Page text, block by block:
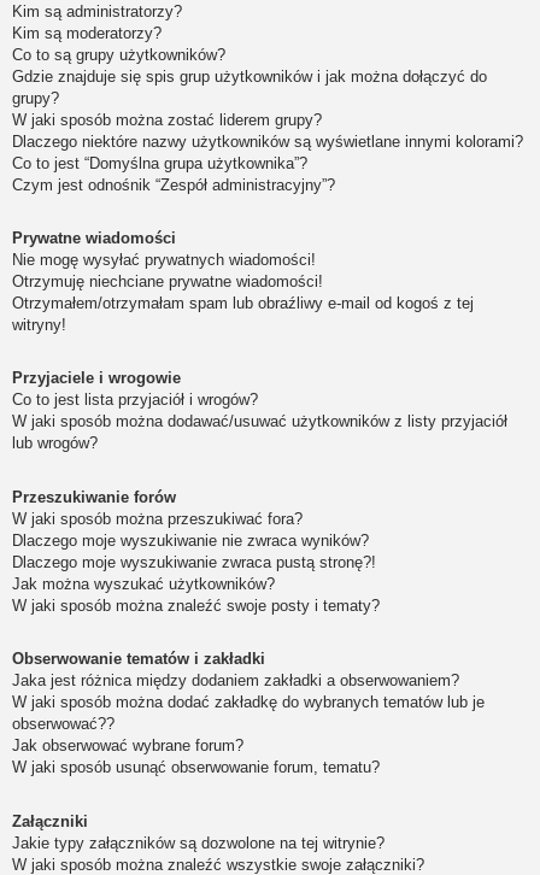
Kim są administratorzy?
Kim są moderatorzy?
Co to są grupy użytkowników?
Gdzie znajduje się spis grup użytkowników i jak można dołączyć do
grupy?
W jaki sposób można zostać liderem grupy?
Dlaczego niektóre nazwy użytkowników są wyświetlane innymi kolorami?
Co to jest “Domyślna grupa użytkownika”?
Czym jest odnośnik “Zespół administracyjny”?
Prywatne wiadomości
Nie mogę wysyłać prywatnych wiadomości!
Otrzymuję niechciane prywatne wiadomości!
Otrzymałem/otrzymałam spam lub obraźliwy e-mail od kogoś z tej
witryny!
Przyjaciele i wrogowie
Co to jest lista przyjaciół i wrogów?
W jaki sposób można dodawać/usuwać użytkowników z listy przyjaciół
lub wrogów?
Przeszukiwanie forów
W jaki sposób można przeszukiwać fora?
Dlaczego moje wyszukiwanie nie zwraca wyników?
Dlaczego moje wyszukiwanie zwraca pustą stronę?!
Jak można wyszukać użytkowników?
W jaki sposób można znaleźć swoje posty i tematy?
Obserwowanie tematów i zakładki
Jaka jest różnica między dodaniem zakładki a obserwowaniem?
W jaki sposób można dodać zakładkę do wybranych tematów lub je
obserwować??
Jak obserwować wybrane forum?
W jaki sposób usunąć obserwowanie forum, tematu?
Załączniki
Jakie typy załączników są dozwolone na tej witrynie?
W jaki sposób można znaleźć wszystkie swoje załączniki?